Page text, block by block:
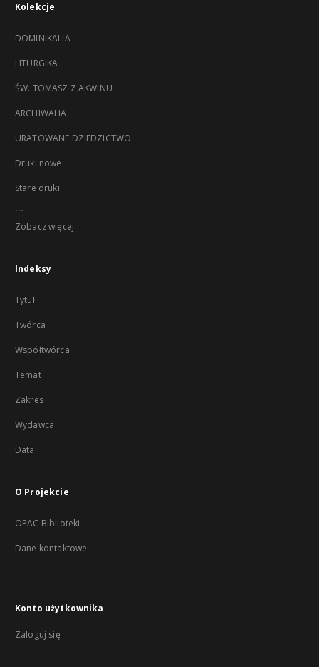
Kolekcje
DOMINIKALIA
LITURGIKA
ŚW. TOMASZ Z AKWINU
ARCHIWALIA
URATOWANE DZIEDZICTWO
Druki nowe
Stare druki
...
Zobacz więcej
Indeksy
Tytuł
Twórca
Współtwórca
Temat
Zakres
Wydawca
Data
O Projekcie
OPAC Biblioteki
Dane kontaktowe
Konto użytkownika
Zaloguj się